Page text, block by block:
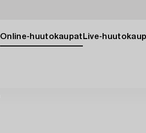
Online-huutokaupat Live-